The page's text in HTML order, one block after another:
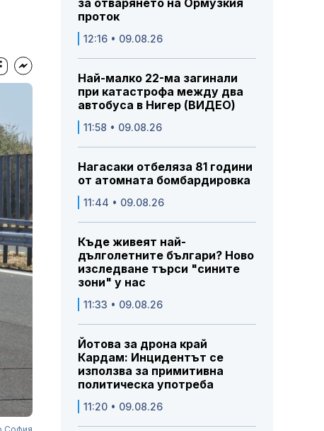
за отварянето на Ормузкия
проток
12:16 • 09.08.26
Най-малко 22-ма загинали
при катастрофа между два
автобуса в Нигер (ВИДЕО)
11:58 • 09.08.26
Нагасаки отбеляза 81 години
от атомната бомбардировка
11:44 • 09.08.26
Къде живеят най-
дълголетните българи? Ново
изследване търси "сините
зони" у нас
11:33 • 09.08.26
Йотова за дрона край
Кардам: Инцидентът се
използва за примитивна
политическа употреба
11:20 • 09.08.26